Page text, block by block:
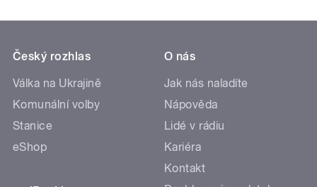
Český rozhlas
Válka na Ukrajině
Komunální volby
Stanice
eShop
O nás
Jak nás naladíte
Nápověda
Lidé v rádiu
Kariéra
Kontakt